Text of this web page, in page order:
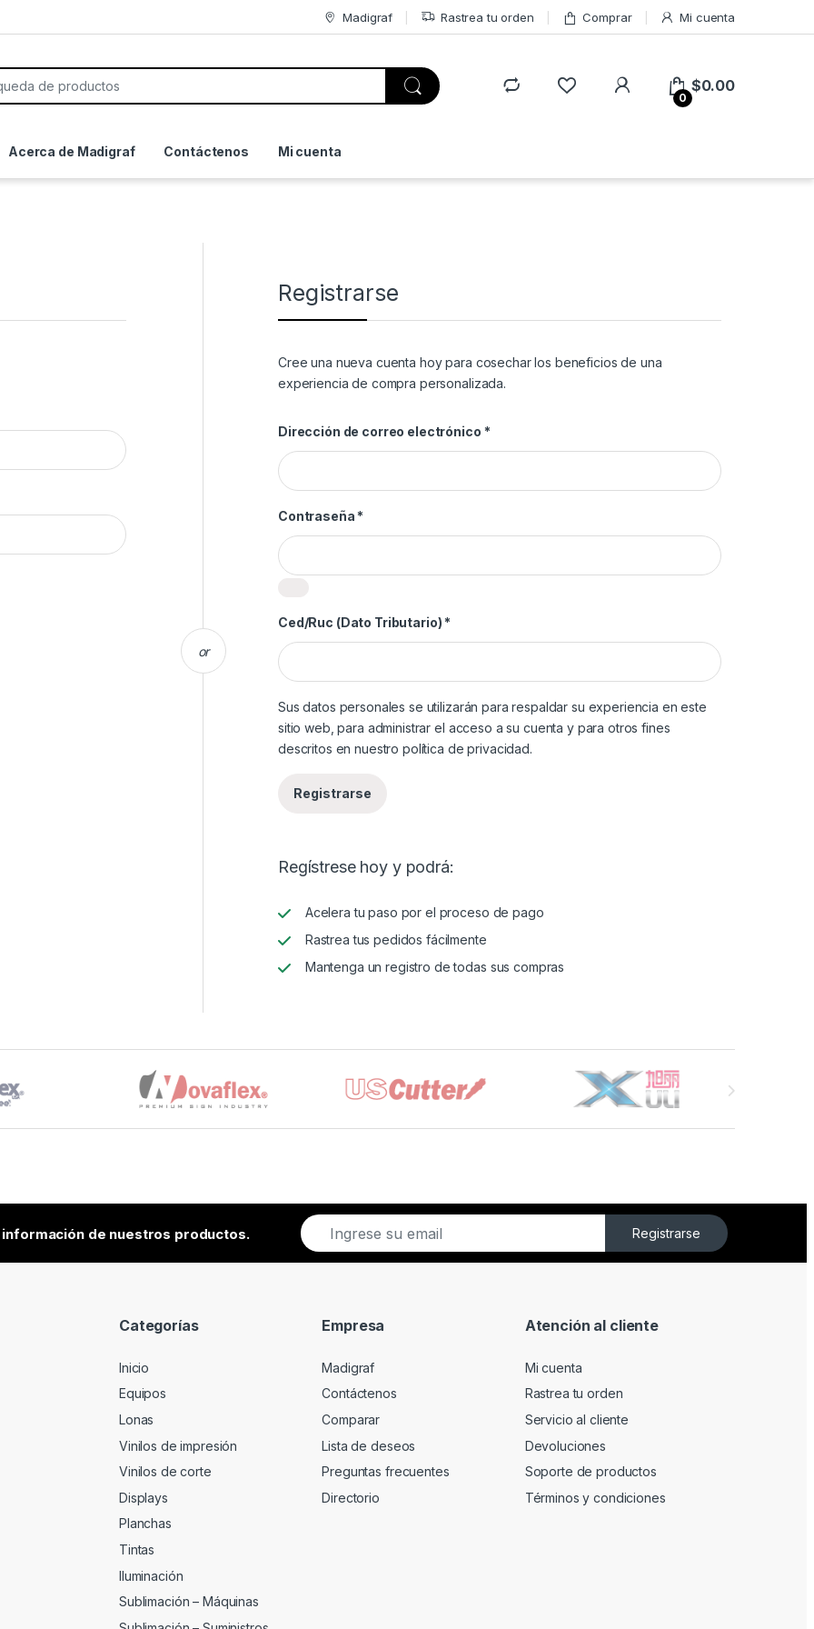
Madigraf Rastrea tu orden Comprar Mi cuenta
0
$0.00
Acerca de Madigraf Contáctenos Mi cuenta
or
Registrarse
Cree una nueva cuenta hoy para cosechar los beneficios de una
experiencia de compra personalizada.
Dirección de correo electrónico *Obligatorio
Contraseña *
Ced/Ruc (Dato Tributario) *
Sus datos personales se utilizarán para respaldar su experiencia en este
sitio web, para administrar el acceso a su cuenta y para otros fines
descritos en nuestropolítica de privacidad.
Registrarse
Regístrese hoy y podrá:
Acelera tu paso por el proceso de pago
Rastrea tus pedidos fácilmente
Mantenga un registro de todas sus compras
de nuestros productos.
E
m
a
Registrarse
Categorías
Inicio
Equipos
Lonas
Vinilos de impresión
Vinilos de corte
Displays
Planchas
Tintas
Iluminación
Sublimación – Máquinas
Empresa
Madigraf
Contáctenos
Comparar
Lista de deseos
Preguntas frecuentes
Directorio
Atención al cliente
Mi cuenta
Rastrea tu orden
Servicio al cliente
Devoluciones
Soporte de productos
Términos y condiciones